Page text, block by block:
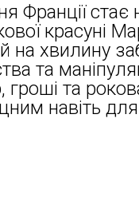
Франції
красуні
на хвилину
та
гроші та
навіть